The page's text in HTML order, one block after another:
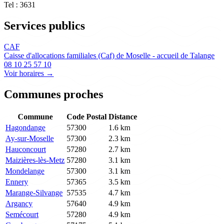
Tel : 3631
Services publics
CAF
Caisse d'allocations familiales (Caf) de Moselle - accueil de Talange
08 10 25 57 10
Voir horaires →
Communes proches
Commune Code Postal Distance
Hagondange
57300
1.6 km
Ay-sur-Moselle
57300
2.3 km
Hauconcourt
57280
2.7 km
Maizières-lès-Metz 57280
3.1 km
Mondelange
57300
3.1 km
Ennery
57365
3.5 km
Marange-Silvange 57535
4.7 km
Argancy
57640
4.9 km
Semécourt
57280
4.9 km